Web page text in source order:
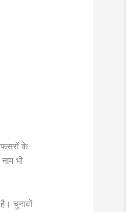
के
भी
चुनावों